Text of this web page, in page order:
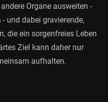
Organe ausweiten -
und dabei gravierende,
die ein sorgenfreies Leben
Ziel kann daher nur
aufhalten.